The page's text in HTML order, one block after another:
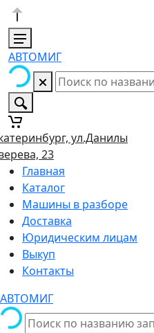
АВТОМИГ
ул.Данилы
23
Главная
Каталог
Машины в разборе
Доставка
Юридическим лицам
Выкуп
Контакты
АВТОМИГ